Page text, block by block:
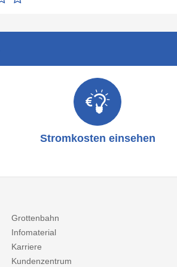
Stromkosten einsehen
Grottenbahn
Infomaterial
Karriere
Kundenzentrum